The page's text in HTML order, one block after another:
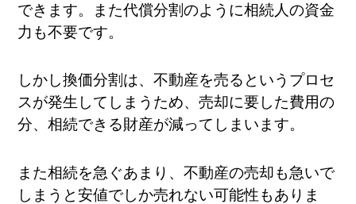
できます。また代償分割のように相続人の資金
力も不要です。
しかし換価分割は、不動産を売るというプロセ
スが発生してしまうため、売却に要した費用の
分、相続できる財産が減ってしまいます。
また相続を急ぐあまり、不動産の売却も急いで
しまうと安値でしか売れない可能性もありま